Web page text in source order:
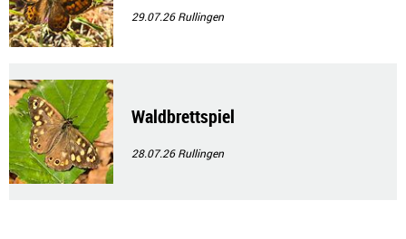
29.07.26Rullingen
Waldbrettspiel
28.07.26Rullingen